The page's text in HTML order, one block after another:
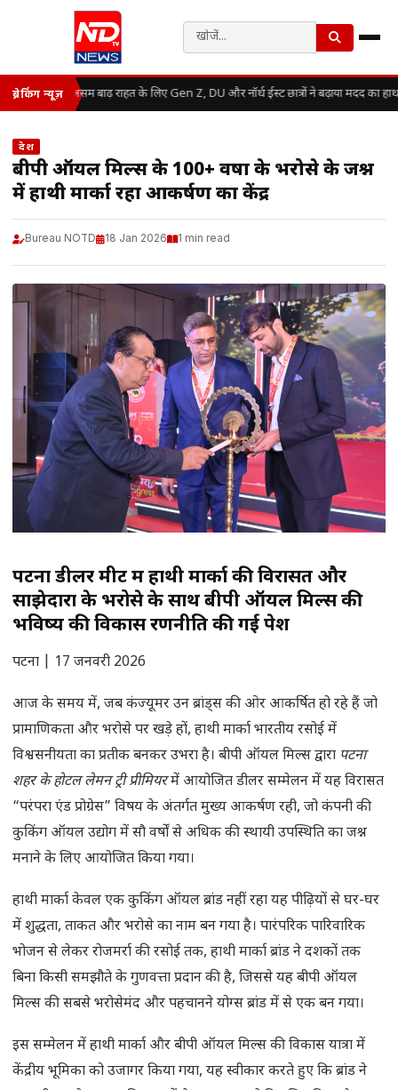
ब्रेकिंग न्यूज़ असम बाढ़ राहत के लिए Gen Z, DU और नॉर्थ ईस्ट छात्रों ने बढ़ाया मदद का हाथ
देश
बीपी ऑयल मिल्स के 100+ वर्षों के भरोसे के जश्न
में हाथी मार्का रहा आकर्षण का केंद्र
Bureau NOTD 18 Jan 2026 1 min read
पटना डीलर मीट में हाथी मार्का की विरासत और
साझेदारों के भरोसे के साथ बीपी ऑयल मिल्स की
भविष्य की विकास रणनीति की गई पेश
पटना | 17 जनवरी 2026
आज के समय में, जब कंज्यूमर उन ब्रांड्स की ओर आकर्षित हो रहे हैं जो
प्रामाणिकता और भरोसे पर खड़े हों, हाथी मार्का भारतीय रसोई में
विश्वसनीयता का प्रतीक बनकर उभरा है। बीपी ऑयल मिल्स द्वारा पटना
शहर के होटल लेमन ट्री प्रीमियरमें आयोजित डीलर सम्मेलन में यह विरासत
“परंपरा एंड प्रोग्रेस” विषय के अंतर्गत मुख्य आकर्षण रही, जो कंपनी की
कुकिंग ऑयल उद्योग में सौ वर्षों से अधिक की स्थायी उपस्थिति का जश्न
मनाने के लिए आयोजित किया गया।
हाथी मार्का केवल एक कुकिंग ऑयल ब्रांड नहीं रहा यह पीढ़ियों से घर-घर
में शुद्धता, ताकत और भरोसे का नाम बन गया है। पारंपरिक पारिवारिक
भोजन से लेकर रोजमर्रा की रसोई तक, हाथी मार्का ब्रांड ने दशकों तक
बिना किसी समझौते के गुणवत्ता प्रदान की है, जिससे यह बीपी ऑयल
मिल्स की सबसे भरोसेमंद और पहचानने योग्स ब्रांड में से एक बन गया।
इस सम्मेलन में हाथी मार्का और बीपी ऑयल मिल्स की विकास यात्रा में
केंद्रीय भूमिका को उजागर किया गया, यह स्वीकार करते हुए कि ब्रांड ने